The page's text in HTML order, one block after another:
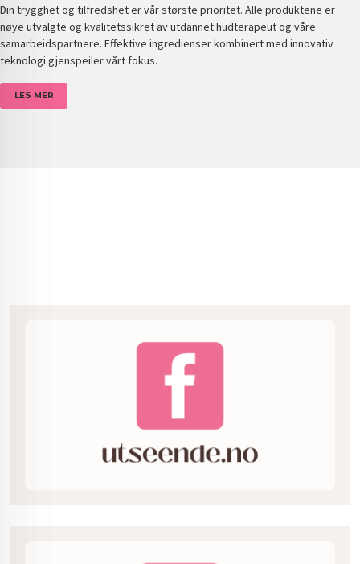
Din trygghet og tilfredshet er vår største prioritet. Alle produktene er
nøye utvalgte og kvalitetssikret av utdannet hudterapeut og våre
samarbeidspartnere. Effektive ingredienser kombinert med innovativ
teknologi gjenspeiler vårt fokus.
LES MER